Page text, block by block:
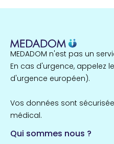
Île-
857Côtes-
1
MEDADOM n'est pas un
En cas d'urgence, appelez
d'urgence européen).
Vos données sont
médical.
Qui sommes nous ?